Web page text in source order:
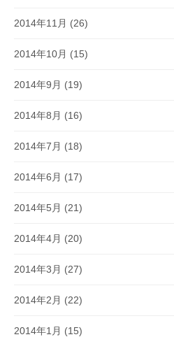
2014年11月 (26)
2014年10月 (15)
2014年9月 (19)
2014年8月 (16)
2014年7月 (18)
2014年6月 (17)
2014年5月 (21)
2014年4月 (20)
2014年3月 (27)
2014年2月 (22)
2014年1月 (15)